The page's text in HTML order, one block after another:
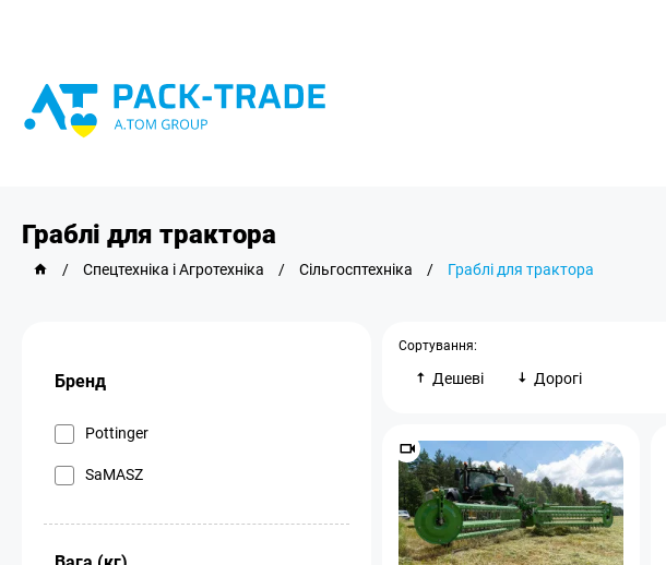
Граблі для трактора
/ Спецтехніка і Агротехніка / Сільгосптехніка / Граблі для трактора
Бренд
Pottinger
SaMASZ
Сортування:
Дешеві Дорогі